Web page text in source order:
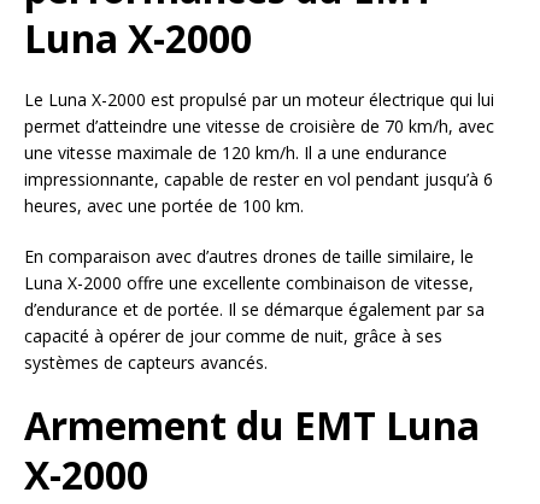
Luna X-2000
Le Luna X-2000 est propulsé par un moteur électrique qui lui
permet d’atteindre une vitesse de croisière de 70 km/h, avec
une vitesse maximale de 120 km/h. Il a une endurance
impressionnante, capable de rester en vol pendant jusqu’à 6
heures, avec une portée de 100 km.
En comparaison avec d’autres drones de taille similaire, le
Luna X-2000 offre une excellente combinaison de vitesse,
d’endurance et de portée. Il se démarque également par sa
capacité à opérer de jour comme de nuit, grâce à ses
systèmes de capteurs avancés.
Armement du EMT Luna
X-2000